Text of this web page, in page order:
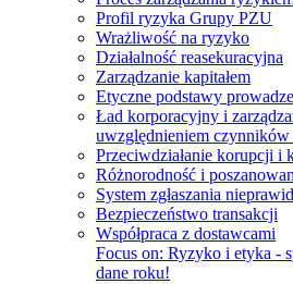
Profil ryzyka Grupy PZU
Wrażliwość na ryzyko
Działalność reasekuracyjna
Zarządzanie kapitałem
Etyczne podstawy
Ład korporacyjny i
uwzględnieniem
Przeciwdziałanie korupcji i
Różnorodność i
System zgłaszania
Bezpieczeństwo transakcji
Współpraca z dostawcami
Focus on: Ryzyko i etyka -
dane roku!